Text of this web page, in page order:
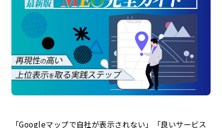
最新情報
お知らせ
お問い合わせ
「Googleマップで自社が表示されない」「良いサービス